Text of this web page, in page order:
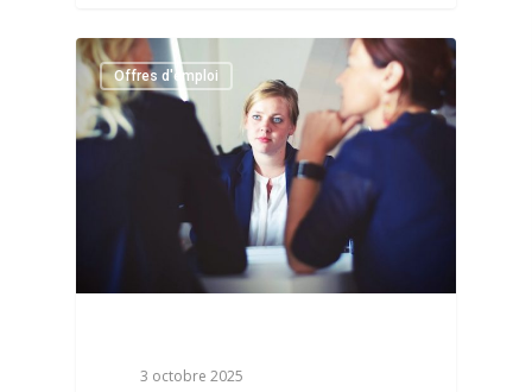
Offres d'emploi
3 octobre 2025